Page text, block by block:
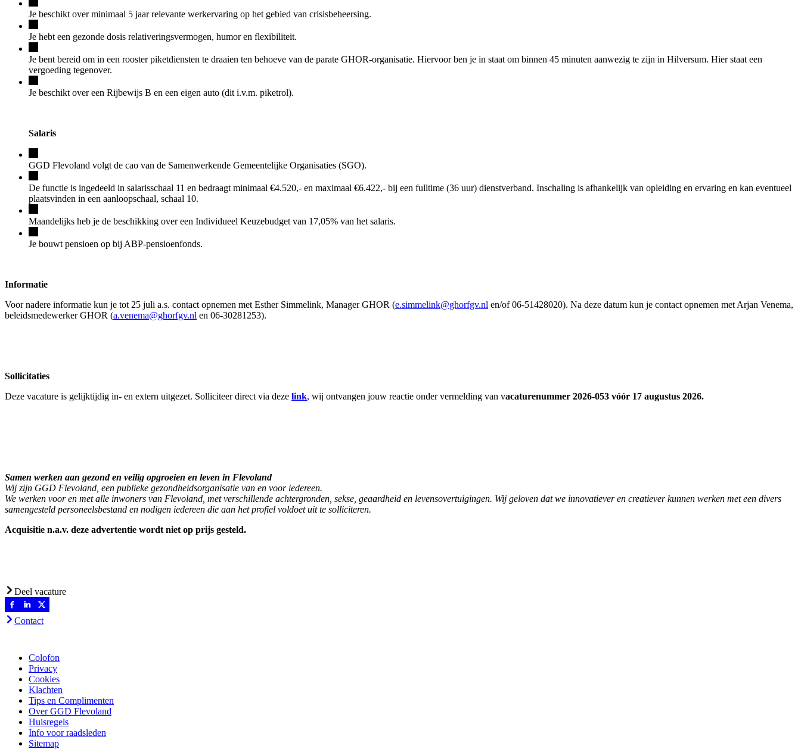
Je beschikt over minimaal 5 jaar relevante werkervaring op het gebied van crisisbeheersing.
Je hebt een gezonde dosis relativeringsvermogen, humor en flexibiliteit.
Je bent bereid om in een rooster piketdiensten te draaien ten behoeve van de parate GHOR-organisatie. Hiervoor ben je in staat om binnen 45 minuten aanwezig te zijn in Hilversum. Hier staat een
vergoeding tegenover.
Je beschikt over een Rijbewijs B en een eigen auto (dit i.v.m. piketrol).
Salaris
GGD Flevoland volgt de cao van de Samenwerkende Gemeentelijke Organisaties (SGO).
De functie is ingedeeld in salarisschaal 11 en bedraagt minimaal €4.520,- en maximaal €6.422,- bij een fulltime (36 uur) dienstverband. Inschaling is afhankelijk van opleiding en ervaring en kan eventueel
plaatsvinden in een aanloopschaal, schaal 10.
Maandelijks heb je de beschikking over een Individueel Keuzebudget van 17,05% van het salaris.
Je bouwt pensioen op bij ABP-pensioenfonds.
Informatie
Voor nadere informatie kun je tot 25 juli a.s. contact opnemen met Esther Simmelink, Manager GHOR (e.simmelink@ghorfgv.nl en/of 06-51428020). Na deze datum kun je contact opnemen met Arjan Venema,
beleidsmedewerker GHOR (a.venema@ghorfgv.nl en 06-30281253).
Sollicitaties
Deze vacature is gelijktijdig in- en extern uitgezet. Solliciteer direct via deze link, wij ontvangen jouw reactie onder vermelding van vacaturenummer 2026-053 vóór 17 augustus 2026.
Samen werken aan gezond en veilig opgroeien en leven in Flevoland
Wij zijn GGD Flevoland, een publieke gezondheidsorganisatie van en voor iedereen.
We werken voor en met alle inwoners van Flevoland, met verschillende achtergronden, sekse, geaardheid en levensovertuigingen. Wij geloven dat we innovatiever en creatiever kunnen werken met een divers
samengesteld personeelsbestand en nodigen iedereen die aan het profiel voldoet uit te solliciteren.
Acquisitie n.a.v. deze advertentie wordt niet op prijs gesteld.
Deel vacature
Contact
Colofon
Privacy
Cookies
Klachten
Tips en Complimenten
Over GGD Flevoland
Huisregels
Info voor raadsleden
Sitemap